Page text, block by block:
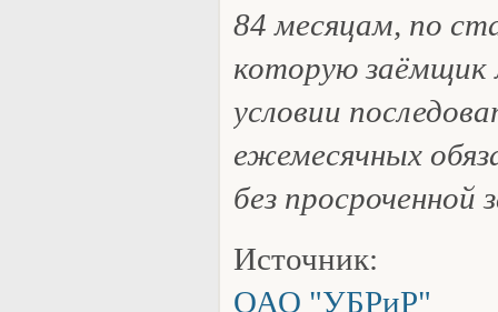
84 месяцам, по
которую
условии
ежемесячных
без просроченной
Источник:
ОАО "УБРиР"